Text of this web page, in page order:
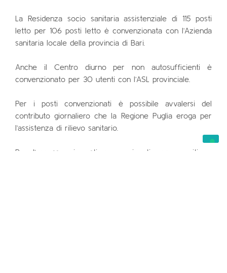
La Residenza socio sanitaria assistenziale di 115 posti
letto per 106 posti letto è convenzionata con l’Azienda
sanitaria locale della provincia di Bari.
Anche il Centro diurno per non autosufficienti è
convenzionato per 30 utenti con l’ASL provinciale.
Per i posti convenzionati è possibile avvalersi del
contributo giornaliero che la Regione Puglia eroga per
l’assistenza di rilievo sanitario.
Per l’accesso ai posti convenzionati occorre ritirare